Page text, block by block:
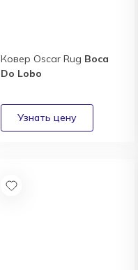
Ковер Oscar Rug Boca
Do Lobo